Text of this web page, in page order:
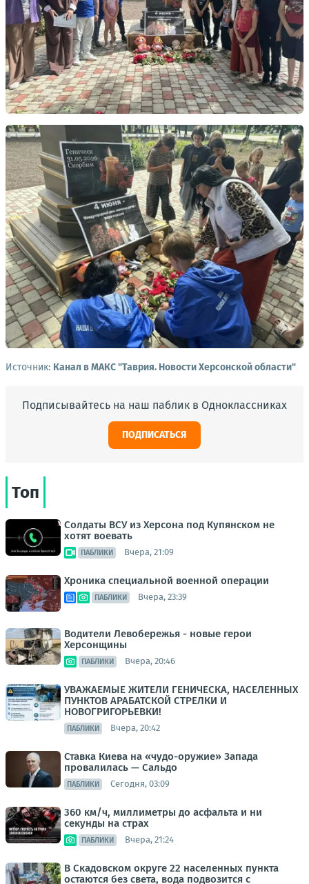
Источник: Канал в МАКС "Таврия. Новости Херсонской области"
Подписывайтесь на наш паблик в Одноклассниках
ПОДПИСАТЬСЯ
Топ
Солдаты ВСУ из Херсона под Купянском не
хотят воевать
ПАБЛИКИ Вчера, 21:09
Хроника специальной военной операции
ПАБЛИКИ Вчера, 23:39
Водители Левобережья - новые герои
Херсонщины
ПАБЛИКИ Вчера, 20:46
УВАЖАЕМЫЕ ЖИТЕЛИ ГЕНИЧЕСКА, НАСЕЛЕННЫХ
ПУНКТОВ АРАБАТСКОЙ СТРЕЛКИ И
НОВОГРИГОРЬЕВКИ!
ПАБЛИКИ Вчера, 20:42
Ставка Киева на «чудо-оружие» Запада
провалилась — Сальдо
ПАБЛИКИ Сегодня, 03:09
360 км/ч, миллиметры до асфальта и ни
секунды на страх
ПАБЛИКИ Вчера, 21:24
В Скадовском округе 22 населенных пункта
остаются без света, вода подвозится с